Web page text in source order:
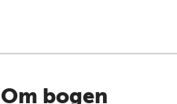
Om bogen